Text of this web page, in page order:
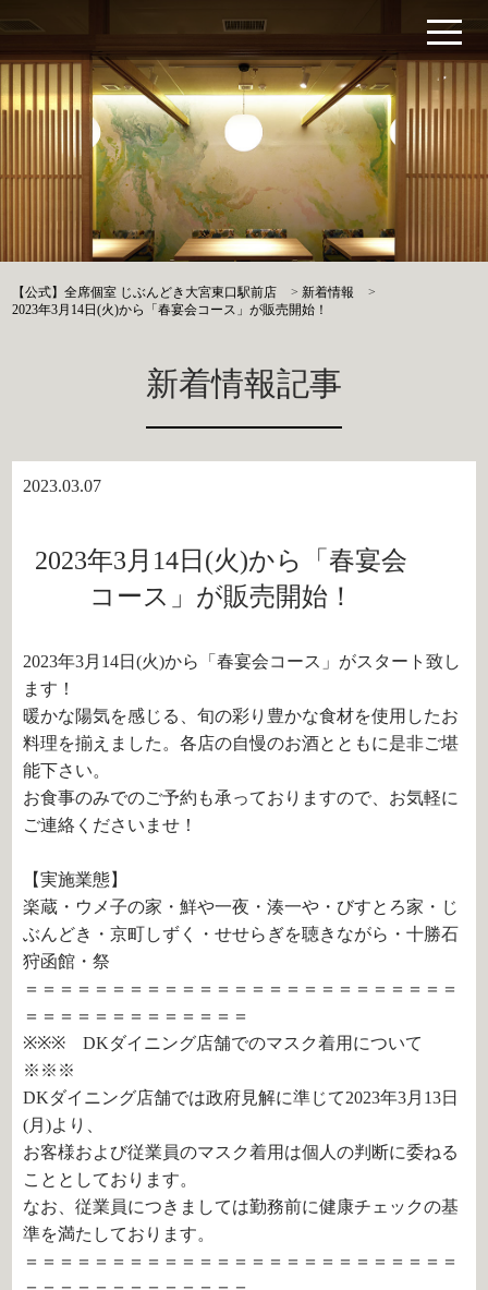
【公式】全席個室 じぶんどき大宮東口駅前店 >新着情報
>
2023年3月14日(火)から「春宴会コース」が販売開始！
新着情報記事
2023.03.07
2023年3月14日(火)から「春宴会
コース」が販売開始！
2023年3月14日(火)から「春宴会コース」がスタート致し
ます！
暖かな陽気を感じる、旬の彩り豊かな食材を使用したお
料理を揃えました。各店の自慢のお酒とともに是非ご堪
能下さい。
お食事のみでのご予約も承っておりますので、お気軽に
ご連絡くださいませ！
【実施業態】
楽蔵・ウメ子の家・鮮や一夜・湊一や・びすとろ家・じ
ぶんどき・京町しずく・せせらぎを聴きながら・十勝石
狩函館・祭
＝＝＝＝＝＝＝＝＝＝＝＝＝＝＝＝＝＝＝＝＝＝＝＝＝
＝＝＝＝＝＝＝＝＝＝＝＝＝
※※※ DKダイニング店舗でのマスク着用について
※※※
DKダイニング店舗では政府見解に準じて2023年3月13日
(月)より、
お客様および従業員のマスク着用は個人の判断に委ねる
こととしております。
なお、従業員につきましては勤務前に健康チェックの基
準を満たしております。
＝＝＝＝＝＝＝＝＝＝＝＝＝＝＝＝＝＝＝＝＝＝＝＝＝